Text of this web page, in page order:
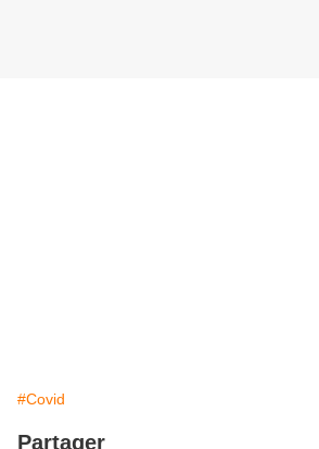
#Covid
Partager